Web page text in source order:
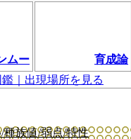
ムー
育成論
｜出現場所を見る
種族値/弱点/特性